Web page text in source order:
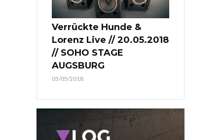
Verrückte Hunde &
Lorenz Live // 20.05.2018
// SOHO STAGE
AUGSBURG
05/05/2018